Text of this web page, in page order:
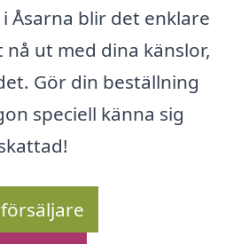
Åsarna blir det enklare
ut med dina känslor,
Gör din beställning
speciell känna sig